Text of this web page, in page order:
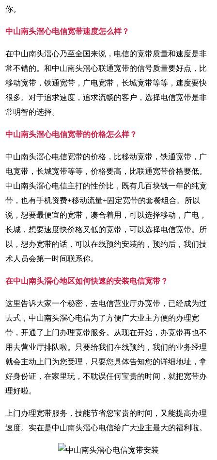
你。
中山南头滘心电信宽带速度怎么样？
在中山南头滘心乃至全国来说，电信的宽带质量和速度是非
常不错的。和中山南头滘心联通宽带的信号质量要好点，比
移动宽带，铁通宽带，广电宽带，长城宽带等等，速度要快
很多。对于追求速度，追求流畅的客户，选择电信宽带是非
常明智的选择。
中山南头滘心电信宽带的价格怎么样？
中山南头滘心电信宽带的价格，比移动宽带，铁通宽带，广
电宽带，长城宽带等等，价格要高，比联通宽带价格要低。
中山南头滘心电信主打的性价比，既有几百块钱一年的纯宽
带，也有手机资费+移动流量+固定宽带的套餐组合。所以
说，想要最便宜的宽带，凑合着用，可以选择移动，广电，
长城，想要速度快价格又低的宽带，可以选择电信宽带。所
以，想办宽带的话，可以在线预约安装的，预约后，我们技
术人员会第一时间联系你。
在中山南头滘心地区如何快速的安装电信宽带？
这里告诉大家一个秘密，去电信营业厅办宽带，已经成为过
去式，中山南头滘心电信为了方便广大业主方便的办理宽
带，开通了上门办理宽带服务。从现在开始，办宽带再也不
用去营业厅排队啦。只要给我们在线预约，我们的业务经理
就会主动上门为您受理，只要您具体告知您的详细地址，拿
好身份证，在家里玩，不耽误任何宝贵的时间，就把宽带办
理好啦。
上门办理宽带服务，技能节省您宝贵的时间，又能提高办理
速度。实在是中山南头滘心电信给广大业主最大的福利啦。